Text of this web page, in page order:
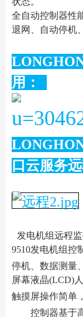
全自动控制器性
退网、自动停机
用：
口云服务
发电机组远程
9510发电机组控
停机、数据测量
屏幕液晶(LCD)
触摸屏操作简单
控制器基于高